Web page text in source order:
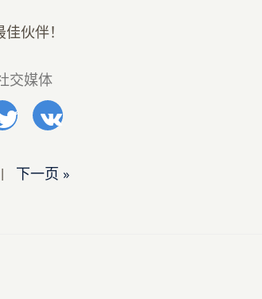
伙伴！
交媒体
下一页 »